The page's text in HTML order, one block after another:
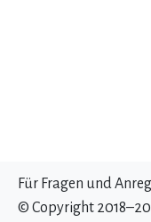
Für Fragen und
© Copyright